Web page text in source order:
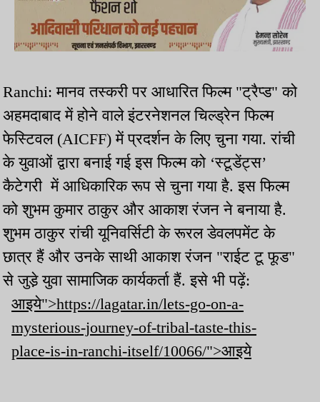
Ranchi: मानव तस्करी पर आधारित फिल्म "ट्रैप्ड" को
अहमदाबाद में होने वाले इंटरनेशनल चिल्ड्रेन फिल्म
फेस्टिवल (AICFF) में प्रदर्शन के लिए चुना गया. रांची
के युवाओं द्वारा बनाई गई इस फिल्म को ‘स्टूडेंट्स’
कैटेगरी में आधिकारिक रूप से चुना गया है. इस फिल्म
को शुभम कुमार ठाकुर और आकाश रंजन ने बनाया है.
शुभम ठाकुर रांची यूनिवर्सिटी के रूरल डेवलपमेंट के
छात्र हैं और उनके साथी आकाश रंजन "राईट टू फूड"
से जुडे़ युवा सामाजिक कार्यकर्ता हैं. इसे भी पढ़ें:
आइये">https://lagatar.in/lets-go-on-a-
mysterious-journey-of-tribal-taste-this-
place-is-in-ranchi-itself/10066/">आइये